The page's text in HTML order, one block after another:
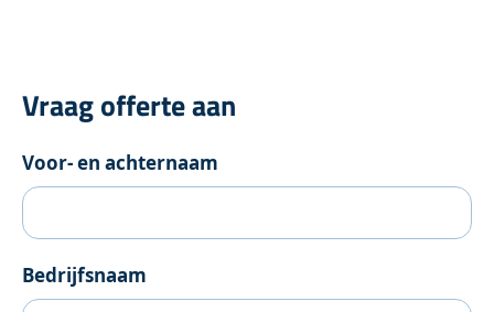
Vraag offerte aan
Voor- en achternaam
Bedrijfsnaam